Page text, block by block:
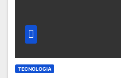
TECNOLOGIA